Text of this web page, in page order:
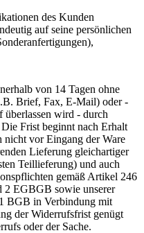
des Kunden
auf seine persönlichen
von 14 Tagen ohne
Brief, Fax, E-Mail) oder -
überlassen wird - durch
Frist beginnt nach Erhalt
nicht vor Eingang der Ware
Lieferung gleichartiger
Teillieferung) und auch
gemäß Artikel 246
2 EGBGB sowie unserer
BGB in Verbindung mit
der Widerrufsfrist genügt
oder der Sache.